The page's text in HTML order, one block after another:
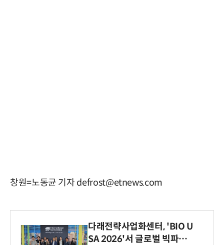
창원=노동균 기자 defrost@etnews.com
다래전략사업화센터, 'BIO U
SA 2026'서 글로벌 빅파마